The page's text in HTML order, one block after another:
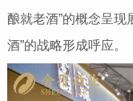
酿就老酒”的概念呈现
酒”的战略形成呼应。